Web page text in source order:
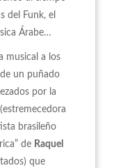
del Funk, el
Árabe…
musical a los
un puñado
por la
(estremecedora
brasileño
de Raquel
que